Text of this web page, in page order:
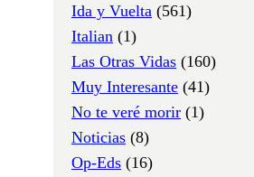
Ida y Vuelta (561)
Italian (1)
Las Otras Vidas (160)
Muy Interesante (41)
No te veré morir (1)
Noticias (8)
Op-Eds (16)